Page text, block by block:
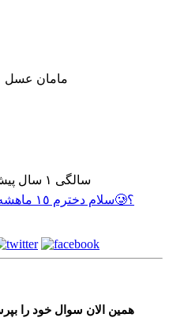
مامان عسل
۲ سالگی ۱ سال پیش
سلام دخترم ١٥ ماهشه قدش رو نمودار قرمزه چهكار كنم🥲؟